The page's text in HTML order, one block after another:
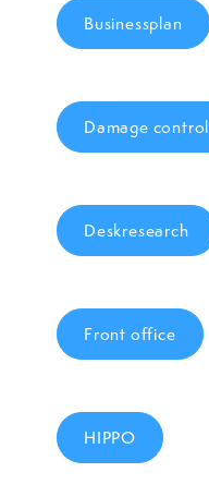
Businessplan
Damage control
Deskresearch
Front office
HIPPO